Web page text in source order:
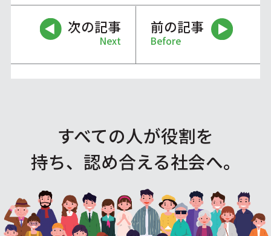
次の記事
Next
前の記事
Before
すべての人が役割を
持ち、認め合える社会へ。